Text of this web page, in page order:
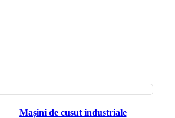
Mașini de cusut industriale